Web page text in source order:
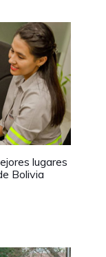
lugares
Bolivia